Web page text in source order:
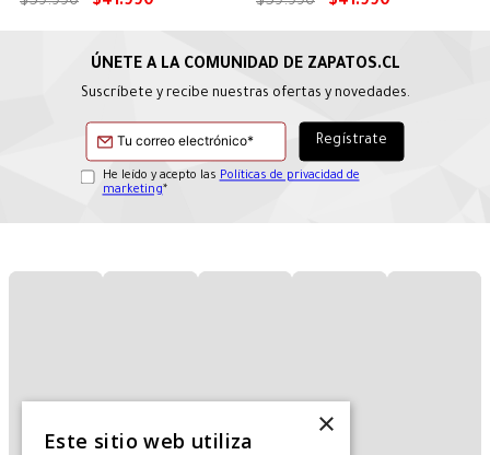
Suscríbete y recibe nuestras ofertas y novedades.
He leído y acepto las Políticas de privacidad de
marketing*
×
Este sitio web utiliza